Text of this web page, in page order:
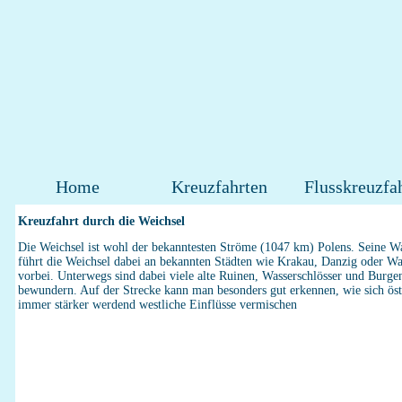
Home Kreuzfahrten
Kreuzfahrt durch die Weichsel
Die Weichsel ist wohl der bekanntesten Ströme (1047 km) Polens. Seine
führt die Weichsel dabei an bekannten Städten wie Krakau, Danzig oder
vorbei. Unterwegs sind dabei viele alte Ruinen, Wasserschlösser und
bewundern. Auf der Strecke kann man besonders gut erkennen, wie sich
immer stärker werdend westliche Einflüsse vermischen